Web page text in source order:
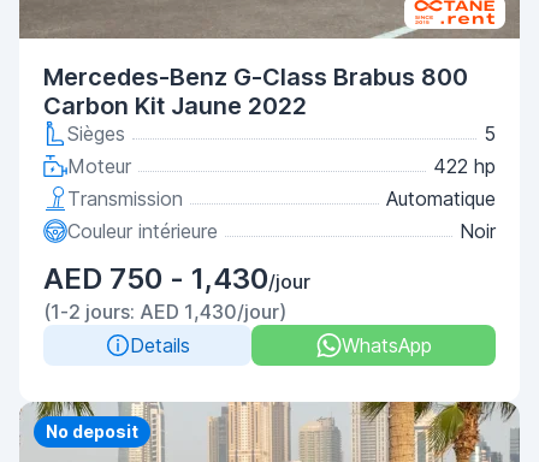
Mercedes-Benz G-Class Brabus 800
Carbon Kit Jaune 2022
Sièges
5
Moteur
422 hp
Transmission
Automatique
Couleur intérieure
Noir
AED 750 - 1,430/jour
(1-2 jours: AED 1,430/jour)
Details
WhatsApp
No deposit